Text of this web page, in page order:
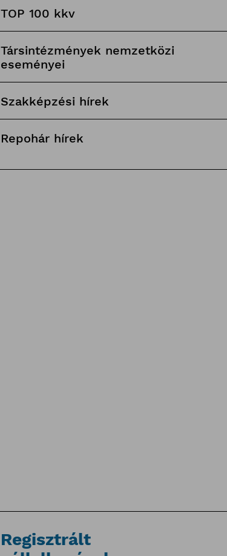
TOP 100 kkv
Társintézmények nemzetközi
eseményei
Szakképzési hírek
Repohár hírek
Regisztrált